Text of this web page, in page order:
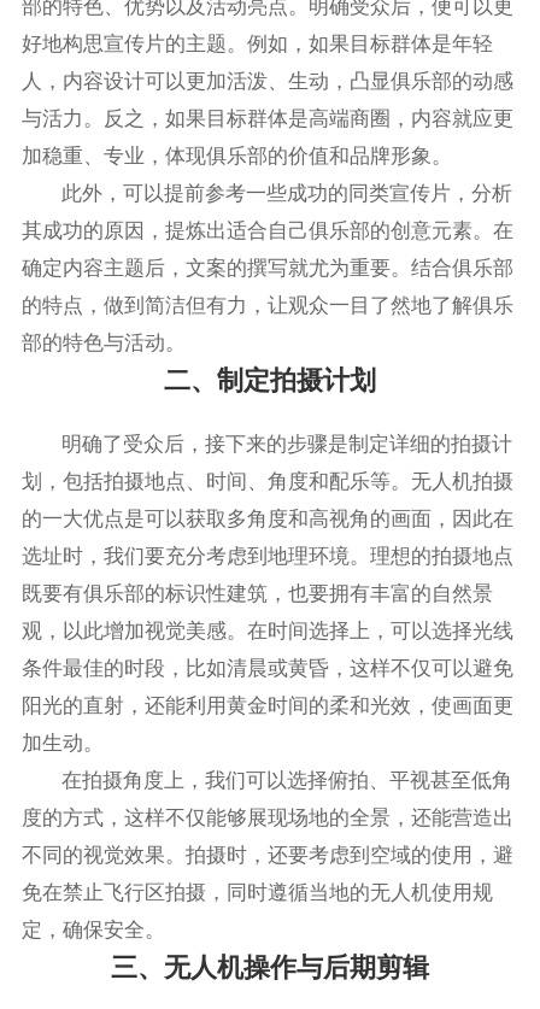
部的特色、优势以及活动亮点。明确受众后，便可以更
好地构思宣传片的主题。例如，如果目标群体是年轻
人，内容设计可以更加活泼、生动，凸显俱乐部的动感
与活力。反之，如果目标群体是高端商圈，内容就应更
加稳重、专业，体现俱乐部的价值和品牌形象。
此外，可以提前参考一些成功的同类宣传片，分析
其成功的原因，提炼出适合自己俱乐部的创意元素。在
确定内容主题后，文案的撰写就尤为重要。结合俱乐部
的特点，做到简洁但有力，让观众一目了然地了解俱乐
部的特色与活动。
二、制定拍摄计划
明确了受众后，接下来的步骤是制定详细的拍摄计
划，包括拍摄地点、时间、角度和配乐等。无人机拍摄
的一大优点是可以获取多角度和高视角的画面，因此在
选址时，我们要充分考虑到地理环境。理想的拍摄地点
既要有俱乐部的标识性建筑，也要拥有丰富的自然景
观，以此增加视觉美感。在时间选择上，可以选择光线
条件最佳的时段，比如清晨或黄昏，这样不仅可以避免
阳光的直射，还能利用黄金时间的柔和光效，使画面更
加生动。
在拍摄角度上，我们可以选择俯拍、平视甚至低角
度的方式，这样不仅能够展现场地的全景，还能营造出
不同的视觉效果。拍摄时，还要考虑到空域的使用，避
免在禁止飞行区拍摄，同时遵循当地的无人机使用规
定，确保安全。
三、无人机操作与后期剪辑